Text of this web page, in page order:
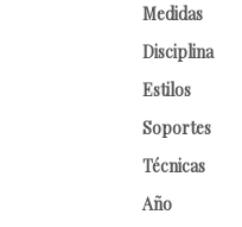
Medidas
Disciplina
Estilos
Soportes
Técnicas
Año